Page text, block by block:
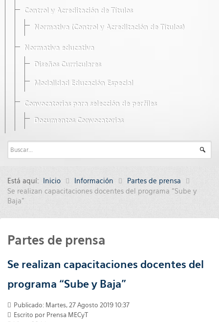
Control y Acreditación de Títulos
Normativa (Control y Acreditación de Títulos)
Normativa educativa
Diseños Curriculares
Modalidad Educación Especial
Convocatorias para selección de perfiles
Documentos Convocatorias
Está aquí: Inicio Información
Partes de prensa
Se realizan capacitaciones docentes del programa “Sube y
Baja”
Partes de prensa
Se realizan capacitaciones docentes del
programa “Sube y Baja”
Publicado: Martes, 27 Agosto 2019 10:37
Escrito por Prensa MECyT